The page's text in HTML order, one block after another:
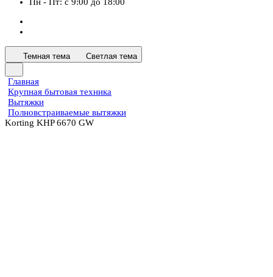
Темная тема Светлая тема
Главная
Крупная бытовая техника
Вытяжки
Полновстраиваемые вытяжки
Korting KHP 6670 GW